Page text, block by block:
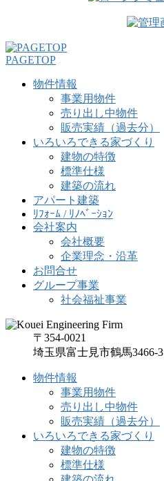
PAGETOP
物件情報
事業用物件
売り出し中物件
販売実績（過去分）
いろいろできる家づくり
建物の特徴
標準仕様
建築の流れ
アパート建築
ﾘﾌｫｰﾑ / ﾘﾉﾍﾞｰｼｮﾝ
会社案内
会社概要
企業理念・沿革
お問合せ
グループ事業
社会福祉事業
〒354-0021
埼玉県富士見市鶴馬3466-3
物件情報
事業用物件
売り出し中物件
販売実績（過去分）
いろいろできる家づくり
建物の特徴
標準仕様